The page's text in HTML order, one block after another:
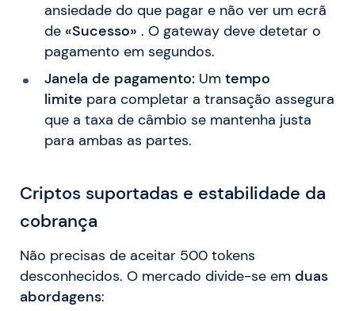
ansiedade do que pagar e não ver um ecrã
de «Sucesso» . O gateway deve detetar o
pagamento em segundos.
Janela de pagamento: Um tempo
limite para completar a transação assegura
que a taxa de câmbio se mantenha justa
para ambas as partes.
Criptos suportadas e estabilidade da
cobrança
Não precisas de aceitar 500 tokens
desconhecidos. O mercado divide-se em duas
abordagens: